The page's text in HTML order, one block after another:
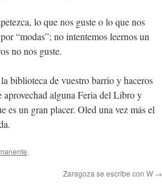
lo que nos guste o lo que nos
“modas”; no intentemos leernos un
no nos guste.
biblioteca de vuestro barrio y haceros
aprovechad alguna Feria del Libro y
es un gran placer. Oled una vez más el
.
Zaragoza se escribe con W →